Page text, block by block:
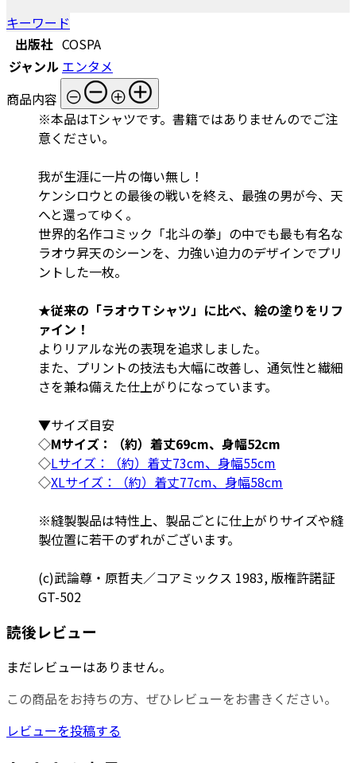
キーワード
出版社 COSPA
ジャンル エンタメ
商品内容
※本品はTシャツです。書籍ではありませんのでご注
意ください。
我が生涯に一片の悔い無し！
ケンシロウとの最後の戦いを終え、最強の男が今、天
へと還ってゆく。
世界的名作コミック「北斗の拳」の中でも最も有名な
ラオウ昇天のシーンを、力強い迫力のデザインでプリ
ントした一枚。
★従来の「ラオウＴシャツ」に比べ、絵の塗りをリフ
ァイン！
よりリアルな光の表現を追求しました。
また、プリントの技法も大幅に改善し、通気性と繊細
さを兼ね備えた仕上がりになっています。
▼サイズ目安
◇Mサイズ：（約）着丈69cm、身幅52cm
◇Lサイズ：（約）着丈73cm、身幅55cm
◇XLサイズ：（約）着丈77cm、身幅58cm
※縫製製品は特性上、製品ごとに仕上がりサイズや縫
製位置に若干のずれがございます。
(c)武論尊・原哲夫／コアミックス 1983, 版権許諾証
GT-502
読後レビュー
まだレビューはありません。
この商品をお持ちの方、ぜひレビューをお書きください。
レビューを投稿する